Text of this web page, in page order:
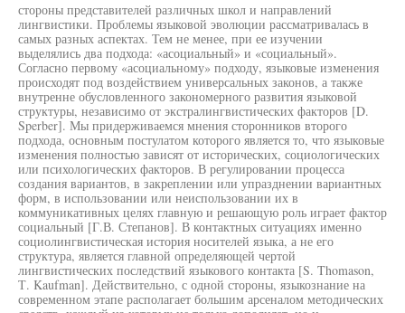
стороны представителей различных школ и направлений
лингвистики. Проблемы языковой эволюции рассматривалась в
самых разных аспектах. Тем не менее, при ее изучении
выделялись два подхода: «асоциальный» и «социальный».
Согласно первому «асоциальному» подходу, языковые изменения
происходят под воздействием универсальных законов, а также
внутренне обусловленного закономерного развития языковой
структуры, независимо от экстралингвистических факторов [D.
Sperber]. Мы придерживаемся мнения сторонников второго
подхода, основным постулатом которого является то, что языковые
изменения полностью зависят от исторических, социологических
или психологических факторов. В регулировании процесса
создания вариантов, в закреплении или упразднении вариантных
форм, в использовании или неиспользовании их в
коммуникативных целях главную и решающую роль играет фактор
социальный [Г.В. Степанов]. В контактных ситуациях именно
социолингвистическая история носителей языка, а не его
структура, является главной определяющей чертой
лингвистических последствий языкового контакта [S. Thomason,
Т. Kaufman]. Действительно, с одной стороны, языкознание на
современном этапе располагает большим арсеналом методических